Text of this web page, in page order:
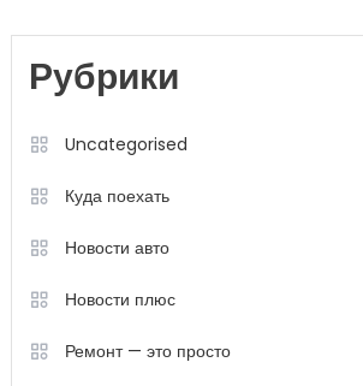
Рубрики
Uncategorised
Куда поехать
Новости авто
Новости плюс
Ремонт — это просто